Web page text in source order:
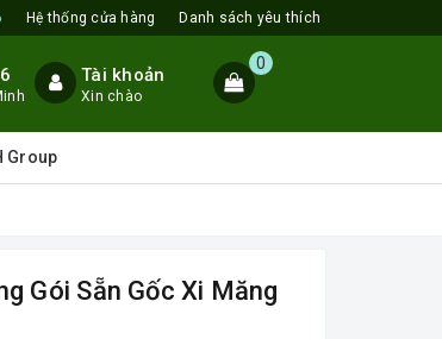
Hệ thống cửa hàng Danh sách yêu thích
Tài khoản
Xin chào
0
Group
Gói Sẵn Gốc Xi Măng